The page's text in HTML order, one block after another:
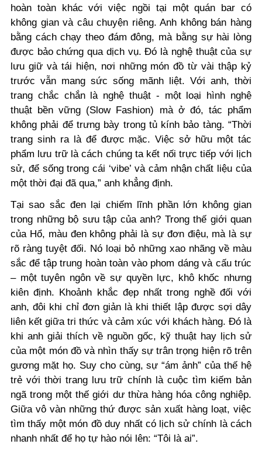
hoàn toàn khác với việc ngồi tại một quán bar có
không gian và câu chuyện riêng. Anh không bán hàng
bằng cách chạy theo đám đông, mà bằng sự hài lòng
được bảo chứng qua dịch vụ. Đó là nghệ thuật của sự
lưu giữ và tái hiện, nơi những món đồ từ vài thập kỷ
trước vẫn mang sức sống mãnh liệt. Với anh, thời
trang chắc chắn là nghệ thuật - một loại hình nghệ
thuật bền vững (Slow Fashion) mà ở đó, tác phẩm
không phải để trưng bày trong tủ kính bảo tàng. “Thời
trang sinh ra là để được mặc. Việc sở hữu một tác
phẩm lưu trữ là cách chúng ta kết nối trực tiếp với lịch
sử, để sống trong cái ‘vibe’ và cảm nhận chất liệu của
một thời đại đã qua,” anh khẳng định.
Tại sao sắc đen lại chiếm lĩnh phần lớn không gian
trong những bộ sưu tập của anh? Trong thế giới quan
của Hổ, màu đen không phải là sự đơn điệu, mà là sự
rõ ràng tuyệt đối. Nó loại bỏ những xao nhãng về màu
sắc để tập trung hoàn toàn vào phom dáng và cấu trúc
– một tuyên ngôn về sự quyền lực, khô khốc nhưng
kiên định. Khoảnh khắc đẹp nhất trong nghề đối với
anh, đôi khi chỉ đơn giản là khi thiết lập được sợi dây
liên kết giữa tri thức và cảm xúc với khách hàng. Đó là
khi anh giải thích về nguồn gốc, kỹ thuật hay lịch sử
của một món đồ và nhìn thấy sự trân trọng hiện rõ trên
gương mặt họ. Suy cho cùng, sự “ám ảnh” của thế hệ
trẻ với thời trang lưu trữ chính là cuộc tìm kiếm bản
ngã trong một thế giới dư thừa hàng hóa công nghiệp.
Giữa vô vàn những thứ được sản xuất hàng loạt, việc
tìm thấy một món đồ duy nhất có lịch sử chính là cách
nhanh nhất để họ tự hào nói lên: “Tôi là ai”.